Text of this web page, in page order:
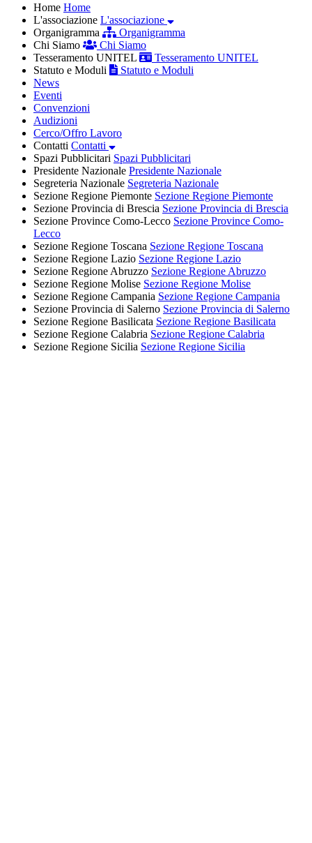
Home Home
L'associazione L'associazione
Organigramma
Organigramma
Chi Siamo
Chi Siamo
Tesseramento UNITEL
Tesseramento UNITEL
Statuto e Moduli
Statuto e Moduli
News
Eventi
Convenzioni
Audizioni
Cerco/Offro Lavoro
Contatti Contatti
Spazi Pubblicitari Spazi Pubblicitari
Presidente Nazionale Presidente Nazionale
Segreteria Nazionale Segreteria Nazionale
Sezione Regione Piemonte Sezione Regione Piemonte
Sezione Provincia di Brescia Sezione Provincia di Brescia
Sezione Province Como-Lecco Sezione Province Como-
Lecco
Sezione Regione Toscana Sezione Regione Toscana
Sezione Regione Lazio Sezione Regione Lazio
Sezione Regione Abruzzo Sezione Regione Abruzzo
Sezione Regione Molise Sezione Regione Molise
Sezione Regione Campania Sezione Regione Campania
Sezione Provincia di Salerno Sezione Provincia di Salerno
Sezione Regione Basilicata Sezione Regione Basilicata
Sezione Regione Calabria Sezione Regione Calabria
Sezione Regione Sicilia Sezione Regione Sicilia